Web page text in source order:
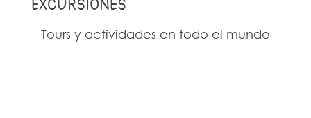
EXCURSIONES
Tours y actividades en todo el mundo